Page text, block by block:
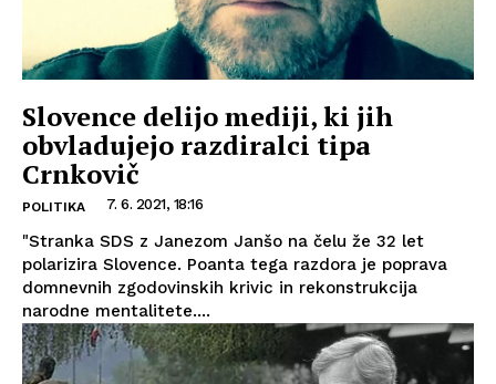
Slovence delijo mediji, ki jih
obvladujejo razdiralci tipa
Crnkovič
POLITIKA 7. 6. 2021, 18:16
"Stranka SDS z Janezom Janšo na čelu že 32 let
polarizira Slovence. Poanta tega razdora je poprava
domnevnih zgodovinskih krivic in rekonstrukcija
narodne mentalitete....